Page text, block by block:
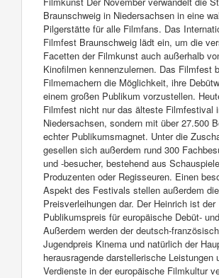
Braunschweig in Niedersachsen in eine
Pilgerstätte für alle Filmfans. Das
Filmfest Braunschweig lädt ein, um die
Facetten der Filmkunst auch außerhalb
Kinofilmen kennenzulernen. Das Filmfest
Filmemachern die Möglichkeit, ihre
einem großen Publikum vorzustellen.
Filmfest nicht nur das älteste Filmfestival
Niedersachsen, sondern mit über 27.500
echter Publikumsmagnet. Unter die
gesellen sich außerdem rund 300
und -besucher, bestehend aus
Produzenten oder Regisseuren. Einen
Aspekt des Festivals stellen außerdem die
Preisverleihungen dar. Der Heinrich ist der
Publikumspreis für europäische Debüt-
Außerdem werden der deutsch-
Jugendpreis Kinema und natürlich der
herausragende darstellerische Leistungen
Verdienste in der europäische Filmkultur